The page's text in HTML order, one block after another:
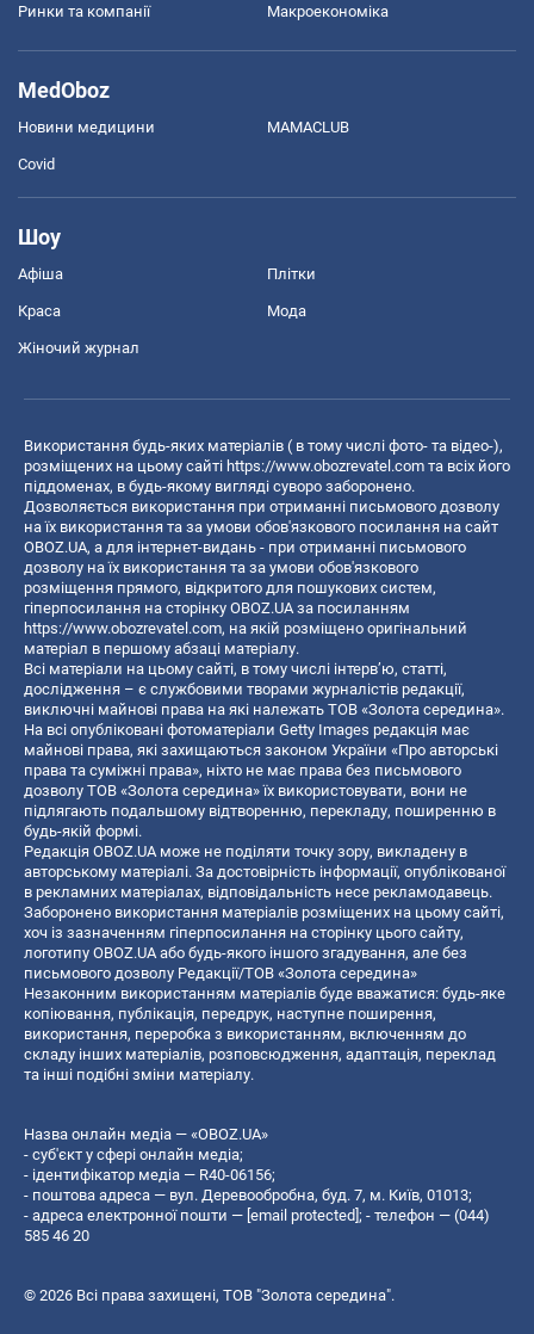
Ринки та компанії Макроекономіка
MedOboz
Новини медицини MAMACLUB
Covid
Шоу
Афіша Плітки
Краса Мода
Жіночий журнал
Використання будь-яких матеріалів ( в тому числі фото- та відео-),
розміщених на цьому сайті https://www.obozrevatel.com та всіх його
піддоменах, в будь-якому вигляді суворо заборонено.
Дозволяється використання при отриманні письмового дозволу
на їх використання та за умови обов'язкового посилання на сайт
OBOZ.UA, а для інтернет-видань - при отриманні письмового
дозволу на їх використання та за умови обов'язкового
розміщення прямого, відкритого для пошукових систем,
гіперпосилання на сторінку OBOZ.UA за посиланням
https://www.obozrevatel.com, на якій розміщено оригінальний
матеріал в першому абзаці матеріалу.
Всі матеріали на цьому сайті, в тому числі інтерв’ю, статті,
дослідження – є службовими творами журналістів редакції,
виключні майнові права на які належать ТОВ «Золота середина».
На всі опубліковані фотоматеріали Getty Images редакція має
майнові права, які захищаються законом України «Про авторські
права та суміжні права», ніхто не має права без письмового
дозволу ТОВ «Золота середина» їх використовувати, вони не
підлягають подальшому відтворенню, перекладу, поширенню в
будь-якій формі.
Редакція OBOZ.UA може не поділяти точку зору, викладену в
авторському матеріалі. За достовірність інформації, опублікованої
в рекламних матеріалах, відповідальність несе рекламодавець.
Заборонено використання матеріалів розміщених на цьому сайті,
хоч із зазначенням гіперпосилання на сторінку цього сайту,
логотипу OBOZ.UA або будь-якого іншого згадування, але без
письмового дозволу Редакції/ТОВ «Золота середина»
Незаконним використанням матеріалів буде вважатися: будь-яке
копiювання, публiкацiя, передрук, наступне поширення,
використання, переробка з використанням, включенням до
складу інших матеріалів, розповсюдження, адаптація, переклад
та інші подібні зміни матеріалу.
Назва онлайн медіа — «OBOZ.UA»
- суб'єкт у сфері онлайн медіа;
- ідентифікатор медіа — R40-06156;
- поштова адреса — вул. Деревообробна, буд. 7, м. Київ, 01013;
- адреса електронної пошти — [email protected]; - телефон — (044)
585 46 20
© 2026 Всі права захищені, ТОВ "Золота середина".